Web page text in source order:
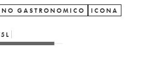
GASTRONOMICO ICONA
L